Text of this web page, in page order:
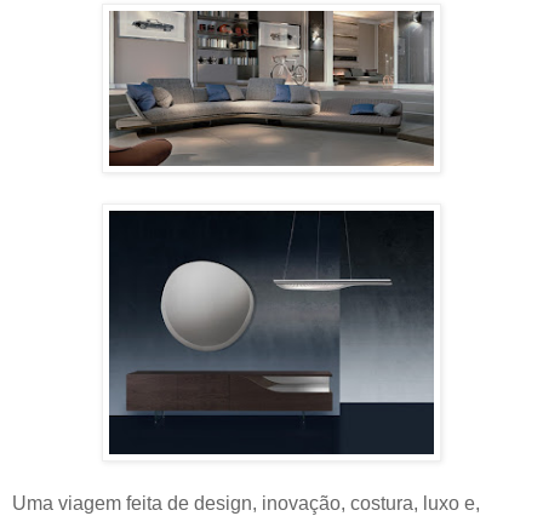
Uma viagem feita de design, inovação, costura, luxo e,